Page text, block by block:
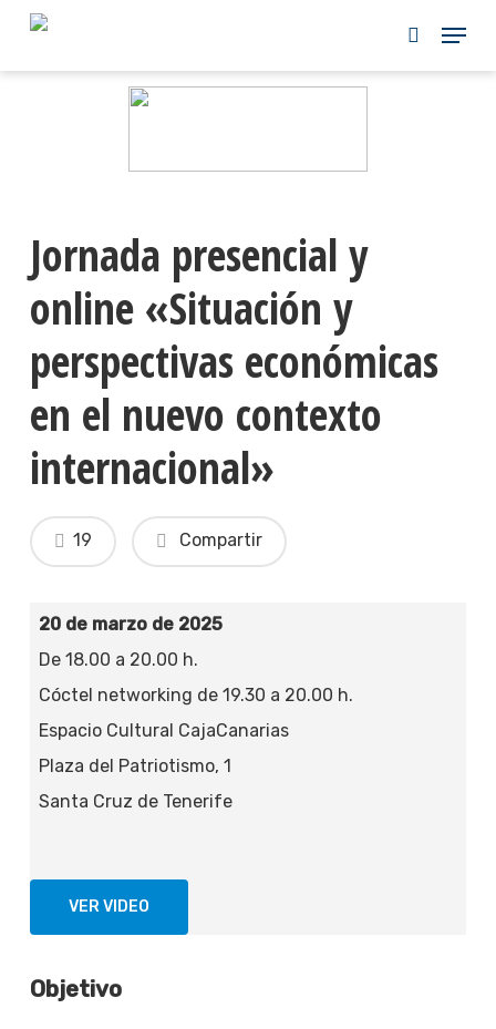
Skip
Jornada presencial y
online «Situación y
perspectivas económicas
en el nuevo contexto
internacional»
Compartir
19
20 de marzo de 2025
De 18.00 a 20.00 h.
Cóctel networking de 19.30 a 20.00 h.
Espacio Cultural CajaCanarias
Plaza del Patriotismo, 1
Santa Cruz de Tenerife
VER VIDEO
Objetivo